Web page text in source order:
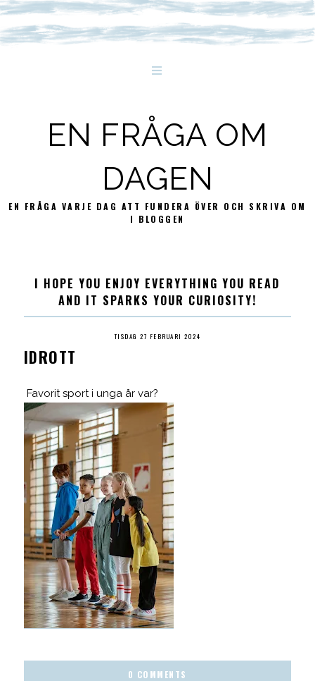
EN FRÅGA OM
DAGEN
EN FRÅGA VARJE DAG ATT FUNDERA ÖVER OCH SKRIVA OM
I BLOGGEN
I HOPE YOU ENJOY EVERYTHING YOU READ
AND IT SPARKS YOUR CURIOSITY!
TISDAG 27 FEBRUARI 2024
IDROTT
Favorit sport i unga år var?
0 COMMENTS